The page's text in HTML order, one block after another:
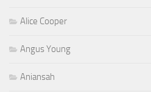
Alice Cooper
Angus Young
Aniansah